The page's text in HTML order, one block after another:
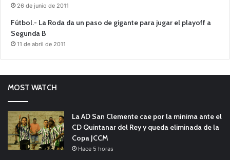
26 de junio de 2011
Fútbol.- La Roda da un paso de gigante para jugar el playoff a
Segunda B
11 de abril de 2011
MOST WATCH
La AD San Clemente cae por la mínima ante el
CD Quintanar del Rey y queda eliminada de la
Copa JCCM
Hace 5 horas